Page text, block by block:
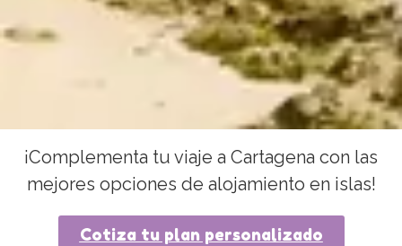
¡Complementa tu viaje a Cartagena con las
mejores opciones de alojamiento en islas!
Cotiza tu plan personalizado